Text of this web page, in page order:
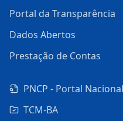
Portal da Transparência
Dados Abertos
Prestação de Contas
PNCP - Portal
TCM-BA